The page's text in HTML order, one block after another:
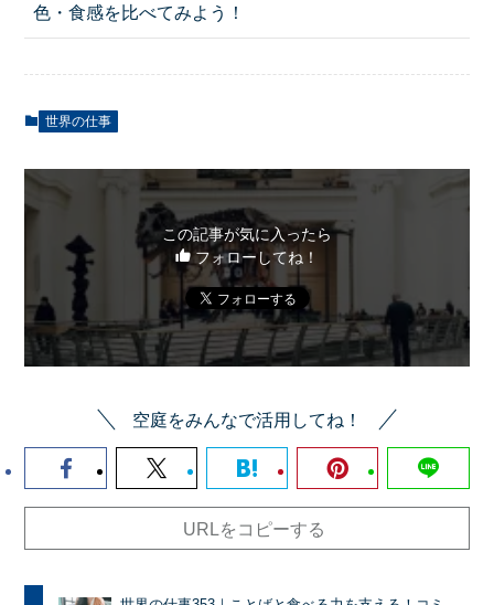
色・食感を比べてみよう！
世界の仕事
この記事が気に入ったら
フォローしてね！
空庭をみんなで活用してね！
URLをコピーする